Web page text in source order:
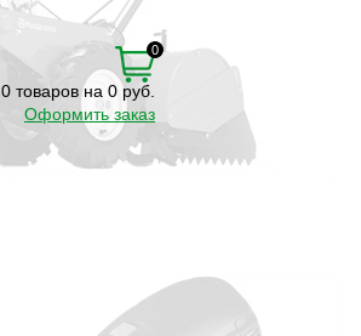
0
0 товаров на 0 руб.
Оформить заказ